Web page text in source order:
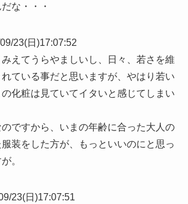
な・・・
23(日)17:07:52
えてうらやましいし、日々、若さを維
ている事だと思いますが、やはり若い
化粧は見ていてイタいと感じてしまい
ですから、いまの年齢に合った大人の
装をした方が、もっといいのにと思っ
。
23(日)17:07:51